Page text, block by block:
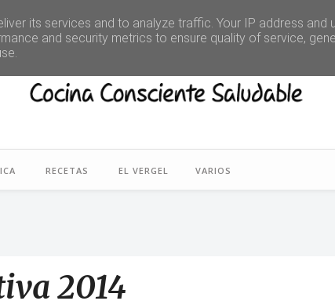
RECETAS EL VERGEL VARIOS
2014
its services and to analyze traffic. Your IP address and
and security metrics to ensure quality of service,